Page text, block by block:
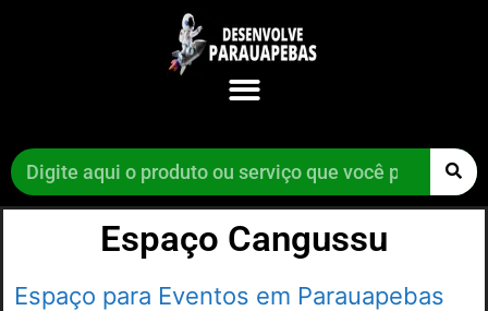
Espaço Cangussu
Espaço para Eventos em Parauapebas